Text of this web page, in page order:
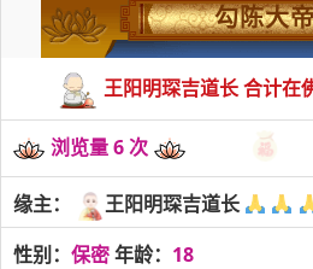
勾陈大
王阳明琛吉道长 合计在
浏览量 6 次
缘主：
王阳明琛吉道长
性别： 保密年龄： 18